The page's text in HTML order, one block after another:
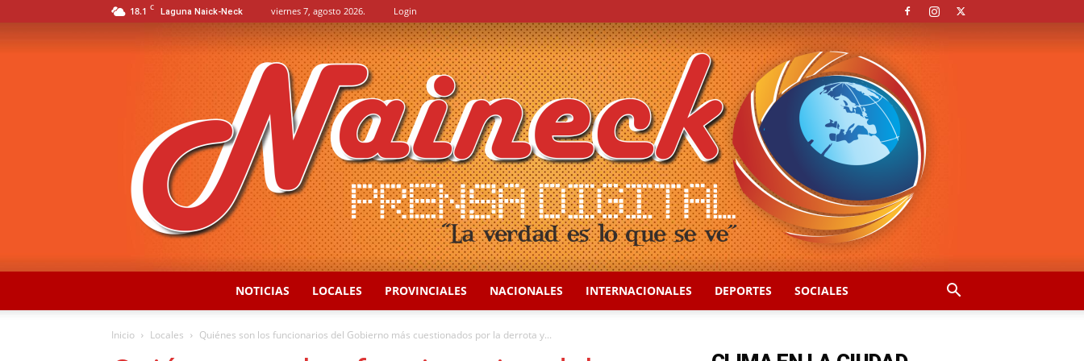
18.1 C Laguna Naick-Neck viernes 7, agosto 2026. Login
NOTICIAS LOCALES PROVINCIALES NACIONALES INTERNACIONALES DEPORTES SOCIALES
Inicio Locales Quiénes son los funcionarios del Gobierno más cuestionados por la derrota y...